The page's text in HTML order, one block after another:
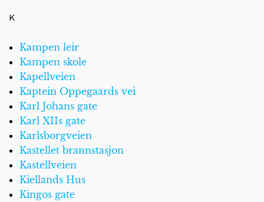
K
Kampen leir
Kampen skole
Kapellveien
Kaptein Oppegaards vei
Karl Johans gate
Karl XIIs gate
Karlsborgveien
Kastellet brannstasjon
Kastellveien
Kiellands Hus
Kingos gate